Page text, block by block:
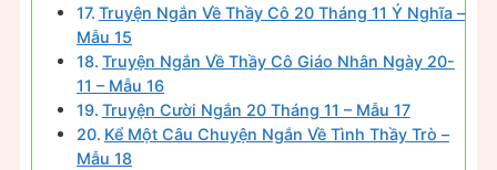
Truyện Ngắn Về Thầy Cô 20 Tháng 11 Ý Nghĩa –
Mẫu 15
Truyện Ngắn Về Thầy Cô Giáo Nhân Ngày 20-
11 – Mẫu 16
Truyện Cười Ngắn 20 Tháng 11 – Mẫu 17
Kể Một Câu Chuyện Ngắn Về Tình Thầy Trò –
Mẫu 18